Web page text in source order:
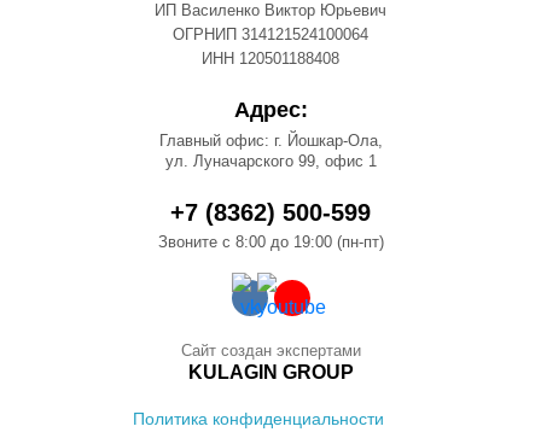
ИП Василенко Виктор Юрьевич
ОГРНИП 314121524100064
ИНН 120501188408
Адрес:
Главный офис: г. Йошкар-Ола,
ул. Луначарского 99, офис 1
+7 (8362) 500-599
Звоните с 8:00 до 19:00 (пн-пт)
Политика конфиденциальности
Сайт создан экспертами
KULAGIN GROUP